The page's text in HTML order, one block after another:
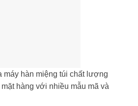
máy hàn miệng túi chất lượng
hàng với nhiều mẫu mã và